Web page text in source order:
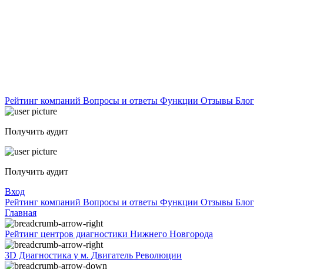
Рейтинг компаний Вопросы и ответы Функции Отзывы Блог
Получить аудит
Получить аудит
Вход
Рейтинг компаний Вопросы и ответы Функции Отзывы Блог
Главная
Рейтинг центров диагностики Нижнего Новгорода
3D Диагностика у м. Двигатель Революции